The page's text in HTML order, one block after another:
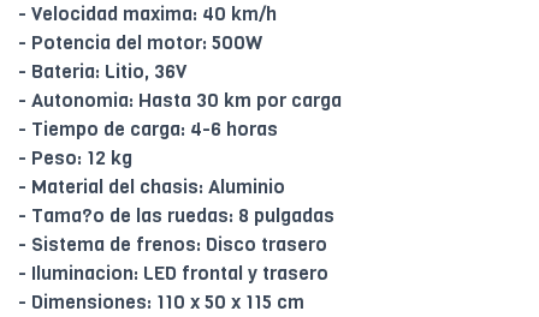
- Velocidad maxima: 40 km/h
- Potencia del motor: 500W
- Bateria: Litio, 36V
- Autonomia: Hasta 30 km por carga
- Tiempo de carga: 4-6 horas
- Peso: 12 kg
- Material del chasis: Aluminio
- Tama?o de las ruedas: 8 pulgadas
- Sistema de frenos: Disco trasero
- Iluminacion: LED frontal y trasero
- Dimensiones: 110 x 50 x 115 cm